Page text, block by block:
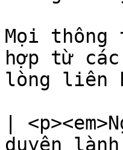
Mọi
hợp từ
lòng liên
|
duyên